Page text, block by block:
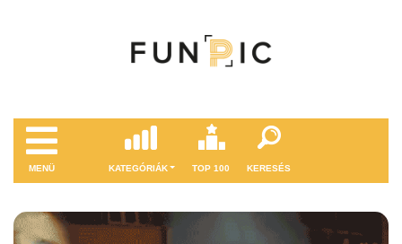
MENÜ KATEGÓRIÁK TOP 100 KERESÉS